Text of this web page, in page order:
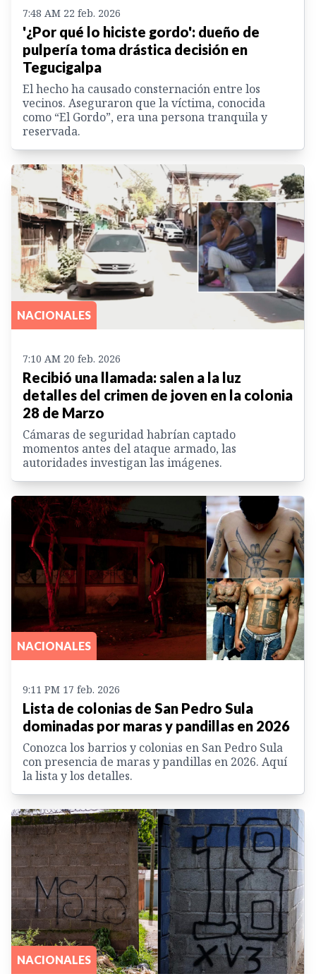
7:48 AM 22 feb. 2026
'¿Por qué lo hiciste gordo': dueño de
pulpería toma drástica decisión en
Tegucigalpa
El hecho ha causado consternación entre los
vecinos. Aseguraron que la víctima, conocida
como “El Gordo”, era una persona tranquila y
reservada.
NACIONALES
7:10 AM 20 feb. 2026
Recibió una llamada: salen a la luz
detalles del crimen de joven en la colonia
28 de Marzo
Cámaras de seguridad habrían captado
momentos antes del ataque armado, las
autoridades investigan las imágenes.
NACIONALES
9:11 PM 17 feb. 2026
Lista de colonias de San Pedro Sula
dominadas por maras y pandillas en 2026
Conozca los barrios y colonias en San Pedro Sula
con presencia de maras y pandillas en 2026. Aquí
la lista y los detalles.
NACIONALES